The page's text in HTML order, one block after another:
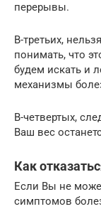
перерывы.
В-третьих,
понимать, что
будем искать и
механизмы
В-четвертых,
Ваш вес
Как
Если Вы не
симптомов